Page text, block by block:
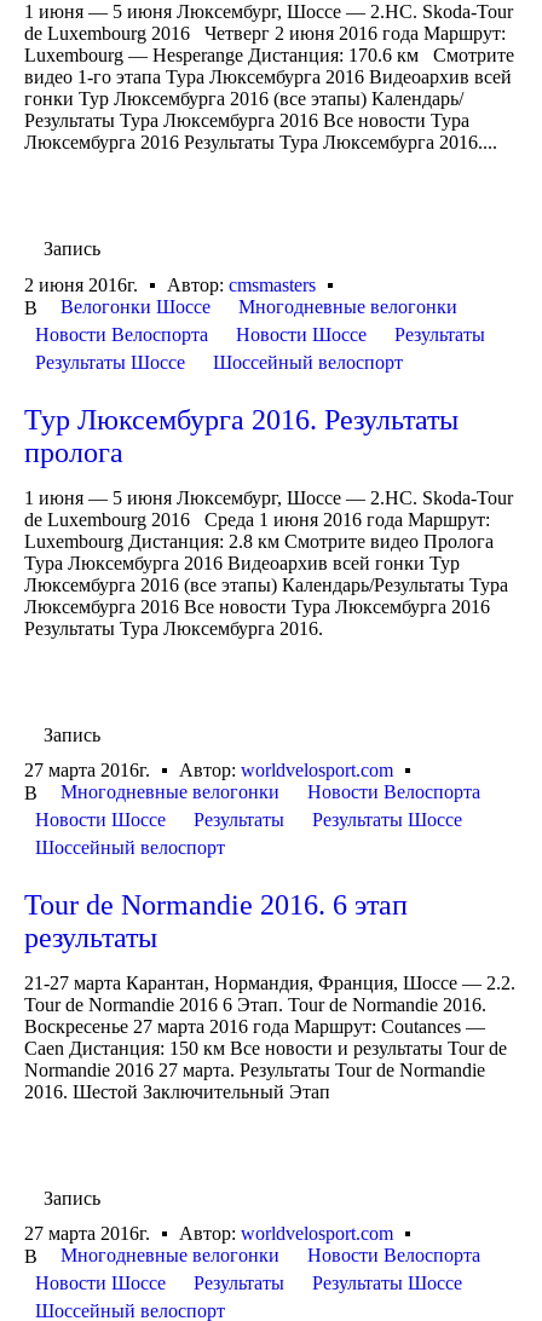
1 июня — 5 июня Люксембург, Шоссе — 2.HC. Skoda-Tour
de Luxembourg 2016 Четверг 2 июня 2016 года Маршрут:
Luxembourg — Hesperange Дистанция: 170.6 км Смотрите
видео 1-го этапа Тура Люксембурга 2016 Видеоархив всей
гонки Тур Люксембурга 2016 (все этапы) Календарь/
Результаты Тура Люксембурга 2016 Все новости Тура
Люксембурга 2016 Результаты Тура Люксембурга 2016....
Запись
2 июня 2016г.
Автор: cmsmasters
В
Велогонки Шоссе
Многодневные велогонки
Новости Велоспорта
Новости Шоссе
Результаты
Результаты Шоссе
Шоссейный велоспорт
Тур Люксембурга 2016. Результаты
пролога
1 июня — 5 июня Люксембург, Шоссе — 2.HC. Skoda-Tour
de Luxembourg 2016 Среда 1 июня 2016 года Маршрут:
Luxembourg Дистанция: 2.8 км Смотрите видео Пролога
Тура Люксембурга 2016 Видеоархив всей гонки Тур
Люксембурга 2016 (все этапы) Календарь/Результаты Тура
Люксембурга 2016 Все новости Тура Люксембурга 2016
Результаты Тура Люксембурга 2016.
Запись
27 марта 2016г.
Автор: worldvelosport.com
В
Многодневные велогонки
Новости Велоспорта
Новости Шоссе
Результаты
Результаты Шоссе
Шоссейный велоспорт
Tour de Normandie 2016. 6 этап
результаты
21-27 марта Карантан, Нормандия, Франция, Шоссе — 2.2.
Tour de Normandie 2016 6 Этап. Tour de Normandie 2016.
Воскресенье 27 марта 2016 года Маршрут: Coutances —
Caen Дистанция: 150 км Все новости и результаты Tour de
Normandie 2016 27 марта. Результаты Tour de Normandie
2016. Шестой Заключительный Этап
Запись
27 марта 2016г.
Автор: worldvelosport.com
В
Многодневные велогонки
Новости Велоспорта
Новости Шоссе
Результаты
Результаты Шоссе
Шоссейный велоспорт